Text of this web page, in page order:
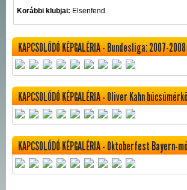
Korábbi klubjai: Elsenfend
KAPCSOLÓDÓ KÉPGALÉRIA - Bundesliga: 2007-
KAPCSOLÓDÓ KÉPGALÉRIA - Oliver Kahn
KAPCSOLÓDÓ KÉPGALÉRIA - Oktoberfest Bayern-